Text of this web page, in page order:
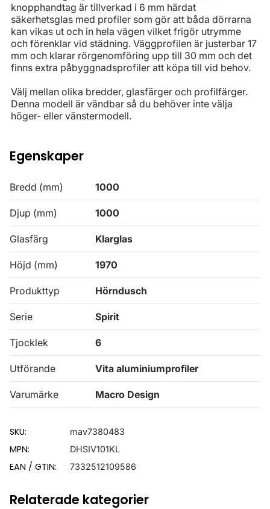
knopphandtag är tillverkad i 6 mm härdat
säkerhetsglas med profiler som gör att båda dörrarna
kan vikas ut och in hela vägen vilket frigör utrymme
och förenklar vid städning. Väggprofilen är justerbar 17
mm och klarar rörgenomföring upp till 30 mm och det
finns extra påbyggnadsprofiler att köpa till vid behov.
Välj mellan olika bredder, glasfärger och profilfärger.
Denna modell är vändbar så du behöver inte välja
höger- eller vänstermodell.
Egenskaper
Bredd (mm) 1000
Djup (mm) 1000
Glasfärg Klarglas
Höjd (mm) 1970
Produkttyp Hörndusch
Serie Spirit
Tjocklek 6
Utförande Vita aluminiumprofiler
Varumärke Macro Design
SKU: mav7380483
MPN: DHSIV101KL
EAN / GTIN: 7332512109586
Relaterade kategorier